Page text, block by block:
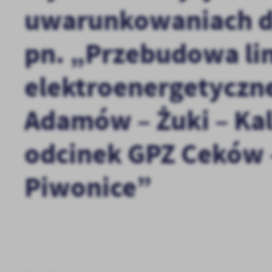
uwarunkowaniach
pn. „Przebudowa
Adamów – Żuki –
odcinek GPZ Ceków
Piwonice”